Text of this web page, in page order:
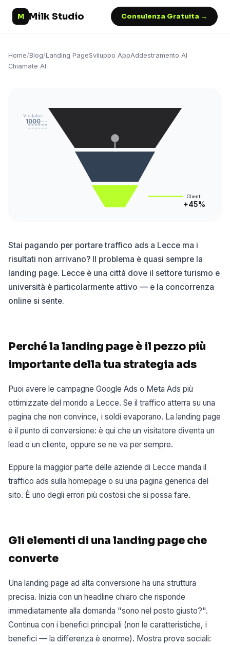
M Milk Studio Consulenza Gratuita →
Home/Blog/Landing PageSviluppo AppAddestramento AI
Chiamate AI
Visitatori
1000
Clienti
+45%
Stai pagando per portare traffico ads a Lecce ma i
risultati non arrivano? Il problema è quasi sempre la
landing page. Lecce è una città dove il settore turismo e
università è particolarmente attivo — e la concorrenza
online si sente.
Perché la landing page è il pezzo più
importante della tua strategia ads
Puoi avere le campagne Google Ads o Meta Ads più
ottimizzate del mondo a Lecce. Se il traffico atterra su una
pagina che non convince, i soldi evaporano. La landing page
è il punto di conversione: è qui che un visitatore diventa un
lead o un cliente, oppure se ne va per sempre.
Eppure la maggior parte delle aziende di Lecce manda il
traffico ads sulla homepage o su una pagina generica del
sito. È uno degli errori più costosi che si possa fare.
Gli elementi di una landing page che
converte
Una landing page ad alta conversione ha una struttura
precisa. Inizia con un headline chiaro che risponde
immediatamente alla domanda "sono nel posto giusto?".
Continua con i benefici principali (non le caratteristiche, i
benefici — la differenza è enorme). Mostra prove sociali: